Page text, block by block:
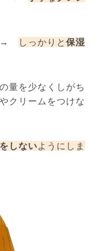
→ しっかりと 保湿
量を少なくしがち
クリームをつけな
しないようにしま